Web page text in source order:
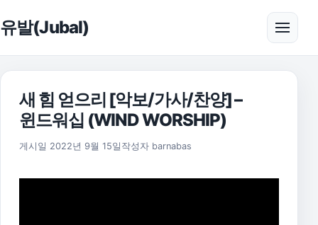
유발(Jubal) 메뉴
새 힘 얻으리 [악보/가사/찬양] –
윈드워십 (WIND WORSHIP)
게시일 2022년 9월 15일 2025년 11월 18일
작성자 barnabas